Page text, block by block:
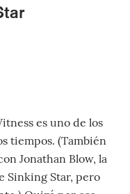
es uno de los
tiempos. (También
Jonathan Blow, la
Sinking Star, pero